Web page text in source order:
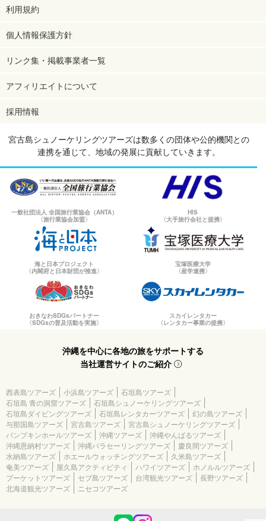
利用規約
個人情報保護方針
リンク集・掲載事業者一覧
アフィリエイトについて
採用情報
宮古島シュノーケリングツアーズは数多くの団体や公的機関との
連携を通じて、地域の発展に貢献していきます。
一般社団法人 全国旅行業協会（ANTA）
〈旅行業協会加盟〉
HIS
〈大手旅行会社と提携〉
海と日本プロジェクト
〈内閣府と日本財団が推進〉
宝塚医療大学
〈産学連携〉
おきなわSDGsパートナー
〈SDGsの普及活動を実施〉
スカイレンタカー
〈レンタカー事業の提携〉
沖縄を中心に各地の旅をサポートする
当社運営サイトのご紹介
西表島ツアーズ 小浜島ツアーズ
石垣島ツアーズ
石垣島 青の洞窟ツアーズ
石垣島シュノーケリングツアーズ
石垣島ダイビングツアーズ
石垣島レンタカーツアーズ
幻の島ツアーズ
与那国島ツアーズ
宮古島ツアーズ
宮古島シュノーケリングツアーズ
パンプキンホールツアーズ
沖縄ツアーズ
沖縄やんばるツアーズ
沖縄恩納村ツアーズ
沖縄パラセーリングツアーズ
慶良間ツアーズ
水納島ツアーズ
ホエールウォッチングツアーズ
久米島ツアーズ
奄美ツアーズ
屋久島アクティビティ ハワイツアーズ
ホノルルツアーズ
プーケットツアーズ
セブ島ツアーズ 台湾観光ツアーズ
長野ツアーズ
北海道観光ツアーズ
ニセコツアーズ